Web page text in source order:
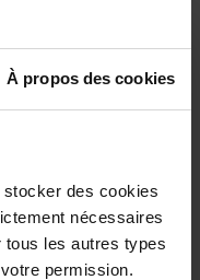
À propos des cookies
des cookies
nécessaires
tous les autres types
permission.